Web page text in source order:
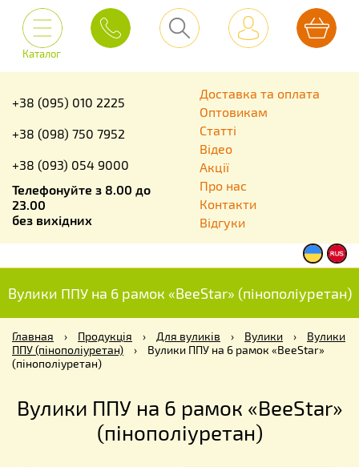
Каталог
+38 (095) 010 2225
+38 (098) 750 7952
+38 (093) 054 9000
Телефонуйте з 8.00 до
23.00
без вихідних
Доставка та оплата
Оптовикам
Статті
Відео
Акції
Про нас
Контакти
Відгуки
Вулики ППУ на 6 рамок «BeeStar» (пінополіуретан)
Главная › Продукція › Для вуликів › Вулики ›
Вулики
ППУ (пінополіуретан)
›
Вулики ППУ на 6 рамок «BeeStar»
(пінополіуретан)
Вулики ППУ на 6 рамок «BeeStar»
(пінополіуретан)